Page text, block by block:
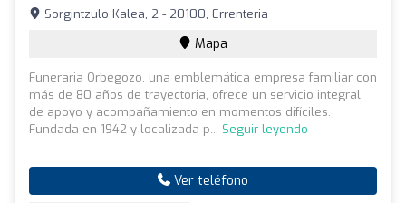
Sorgintzulo Kalea, 2 - 20100, Errenteria
Mapa
Funeraria Orbegozo, una emblemática empresa familiar con
más de 80 años de trayectoria, ofrece un servicio integral
de apoyo y acompañamiento en momentos difíciles.
Fundada en 1942 y localizada p... Seguir leyendo
Ver teléfono